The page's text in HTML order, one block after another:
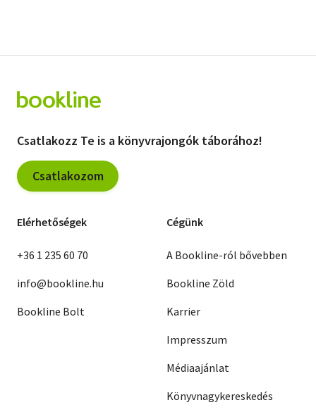
Csatlakozz Te is a könyvrajongók táborához!
Csatlakozom
Elérhetőségek
+36 1 235 60 70
info@bookline.hu
Bookline Bolt
Cégünk
A Bookline-ról bővebben
Bookline Zöld
Karrier
Impresszum
Médiaajánlat
Könyvnagykereskedés